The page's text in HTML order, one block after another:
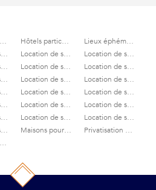
Espaces assemblées générales Hôtels particuliers
Lieux éphémères
Location de salles Paris 10ème Location de salles Paris 11ème
Location de salles Paris 12ème
Location de salles Paris 14ème Location de salles Paris 15ème
Location de salles Paris 16ème
Location de salles Paris 18ème Location de salles Paris 19ème
Location de salles Paris 1er
Location de salles Paris 2ème Location de salles Paris 3ème
Location de salles Paris 4ème
Location de salles Paris 6ème Location de salles Paris 7ème
Location de salles Paris 8ème
Location de salles Paris Centre Location de salles Quais de Seine
Location de salles quartier de l’Opéra
Location de salles Triangle d’Or Maisons pour soirées privées
Privatisation de terrasses
Salles de réunion